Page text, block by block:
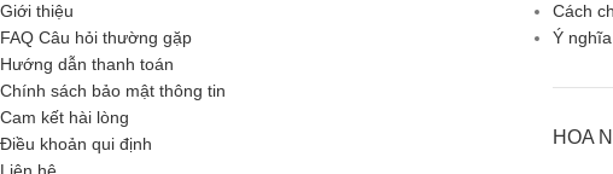
Giới thiệu
FAQ Câu hỏi thường gặp
Hướng dẫn thanh toán
Chính sách bảo mật thông tin
Cam kết hài lòng
Điều khoản qui định
Cách
Ý
HOA